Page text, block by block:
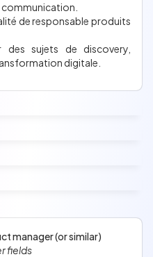
manager (or similar)
fields
communication.
de responsable produits
sujets de discovery,
digitale.
par l'IA. Je suis User et
for this section.